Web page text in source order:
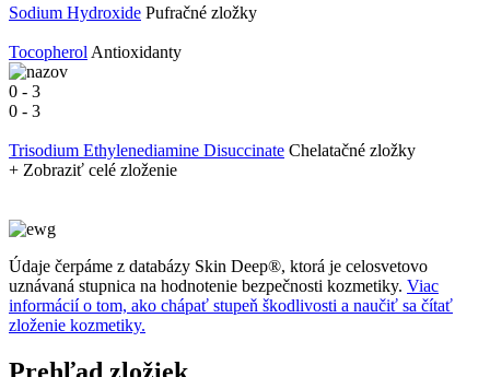
Sodium Hydroxide Pufračné zložky
Tocopherol Antioxidanty
0 - 3
0 - 3
Trisodium Ethylenediamine Disuccinate Chelatačné zložky
+ Zobraziť celé zloženie
Údaje čerpáme z databázy Skin Deep®, ktorá je celosvetovo
uznávaná stupnica na hodnotenie bezpečnosti kozmetiky. Viac
informácií o tom, ako chápať stupeň škodlivosti a naučiť sa čítať
zloženie kozmetiky.
Prehľad zložiek